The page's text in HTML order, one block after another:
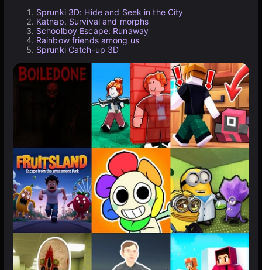
Sprunki 3D: Hide and Seek in the City
Katnap. Survival and morphs
Schoolboy Escape: Runaway
Rainbow friends among us
Sprunki Catch-up 3D